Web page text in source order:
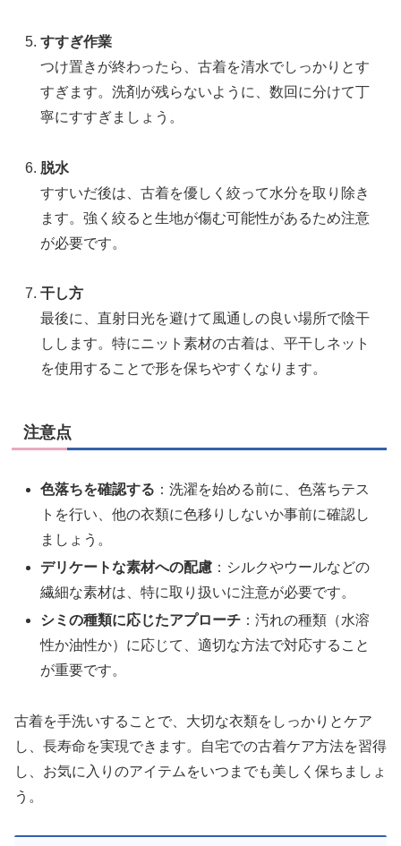
すすぎ作業
つけ置きが終わったら、古着を清水でしっかりとす
すぎます。洗剤が残らないように、数回に分けて丁
寧にすすぎましょう。
脱水
すすいだ後は、古着を優しく絞って水分を取り除き
ます。強く絞ると生地が傷む可能性があるため注意
が必要です。
干し方
最後に、直射日光を避けて風通しの良い場所で陰干
しします。特にニット素材の古着は、平干しネット
を使用することで形を保ちやすくなります。
注意点
色落ちを確認する ：洗濯を始める前に、色落ちテス
トを行い、他の衣類に色移りしないか事前に確認し
ましょう。
デリケートな素材への配慮 ：シルクやウールなどの
繊細な素材は、特に取り扱いに注意が必要です。
シミの種類に応じたアプローチ ：汚れの種類（水溶
性か油性か）に応じて、適切な方法で対応すること
が重要です。
古着を手洗いすることで、大切な衣類をしっかりとケア
し、長寿命を実現できます。自宅での古着ケア方法を習得
し、お気に入りのアイテムをいつまでも美しく保ちましょ
う。